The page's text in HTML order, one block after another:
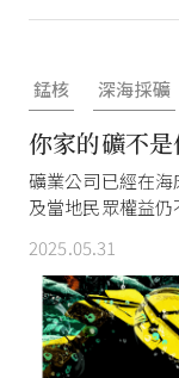
錳核 深海採礦
你家的礦不
礦業公司已經在
及當地民眾權益仍
2025.05.31